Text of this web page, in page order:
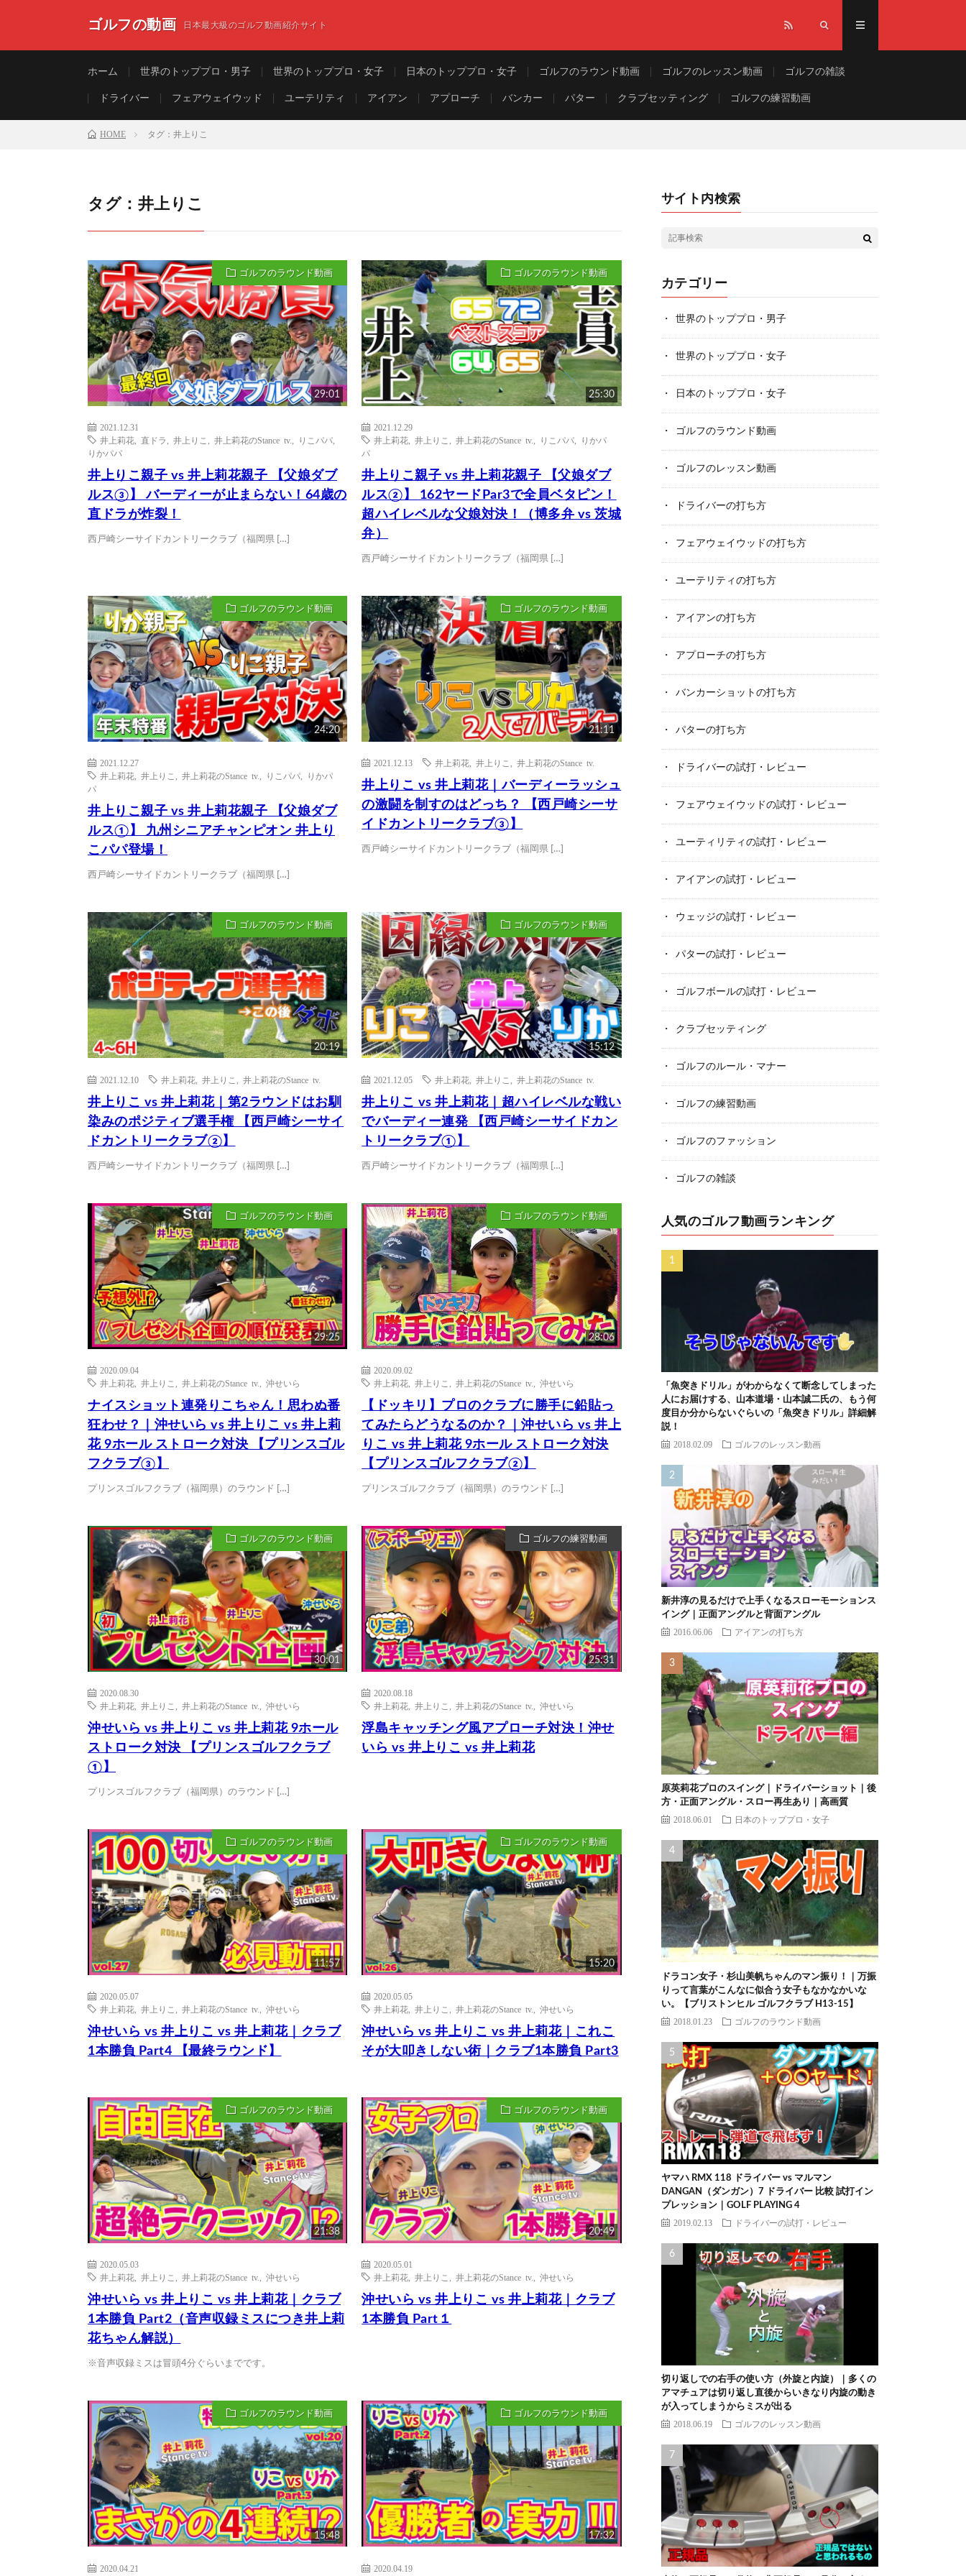
ゴルフの動画 日本最大級のゴルフ動画紹介サイト
ホーム 世界のトッププロ・男子 世界のトッププロ・女子 日本のトッププロ・女子 ゴルフのラウンド動画 ゴルフのレッスン動画 ゴルフの雑談
ドライバー フェアウェイウッド ユーテリティ アイアン アプローチ バンカー パター クラブセッティング ゴルフの練習動画
HOME タグ：井上りこ
タグ：井上りこ
ゴルフのラウンド動画
29:01
2021.12.31
井上莉花
直ドラ 井上りこ 井上莉花のStance tv. りこパパ
りかパパ
井上りこ親子 vs 井上莉花親子 【父娘ダブ
ルス③】 バーディーが止まらない！64歳の
直ドラが炸裂！
西戸崎シーサイドカントリークラブ（福岡県 […]
ゴルフのラウンド動画
25:30
2021.12.29
井上莉花 ,井上りこ ,井上莉花のStance tv. りこパパ
りかパ
パ
井上りこ親子 vs 井上莉花親子 【父娘ダブ
ルス②】 162ヤードPar3で全員ベタピン！
超ハイレベルな父娘対決！（博多弁 vs 茨城
弁）
西戸崎シーサイドカントリークラブ（福岡県 […]
ゴルフのラウンド動画
24:20
2021.12.27
井上莉花
井上りこ 井上莉花のStance tv. りこパパ
りかパ
パ
井上りこ親子 vs 井上莉花親子 【父娘ダブ
ルス①】 九州シニアチャンピオン 井上り
こパパ登場！
西戸崎シーサイドカントリークラブ（福岡県 […]
ゴルフのラウンド動画
21:11
2021.12.13 井上莉花 ,井上りこ ,井上莉花のStance tv.
井上りこ vs 井上莉花｜バーディーラッシュ
の激闘を制すのはどっち？ 【西戸崎シーサ
イドカントリークラブ③】
西戸崎シーサイドカントリークラブ（福岡県 […]
ゴルフのラウンド動画
20:19
2021.12.10 井上莉花 井上りこ 井上莉花のStance tv.
井上りこ vs 井上莉花｜第2ラウンドはお馴
染みのポジティブ選手権 【西戸崎シーサイ
ドカントリークラブ②】
西戸崎シーサイドカントリークラブ（福岡県 […]
ゴルフのラウンド動画
15:12
2021.12.05 井上莉花 ,井上りこ ,井上莉花のStance tv.
井上りこ vs 井上莉花｜超ハイレベルな戦い
でバーディー連発 【西戸崎シーサイドカン
トリークラブ①】
西戸崎シーサイドカントリークラブ（福岡県 […]
ゴルフのラウンド動画
29:25
2020.09.04
井上莉花
井上りこ 井上莉花のStance tv. 沖せいら
ナイスショット連発りこちゃん！思わぬ番
狂わせ？｜沖せいら vs 井上りこ vs 井上莉
花 9ホール ストローク対決 【プリンスゴル
フクラブ③】
プリンスゴルフクラブ（福岡県）のラウンド […]
ゴルフのラウンド動画
28:06
2020.09.02
井上莉花 ,井上りこ ,井上莉花のStance tv. ,沖せいら
【ドッキリ】プロのクラブに勝手に鉛貼っ
てみたらどうなるのか？｜沖せいら vs 井上
りこ vs 井上莉花 9ホール ストローク対決
【プリンスゴルフクラブ②】
プリンスゴルフクラブ（福岡県）のラウンド […]
ゴルフのラウンド動画
30:01
2020.08.30
井上莉花
井上りこ 井上莉花のStance tv. 沖せいら
沖せいら vs 井上りこ vs 井上莉花 9ホール
ストローク対決 【プリンスゴルフクラブ
①】
プリンスゴルフクラブ（福岡県）のラウンド […]
ゴルフの練習動画
25:31
2020.08.18
井上莉花 ,井上りこ ,井上莉花のStance tv. ,沖せいら
浮島キャッチング風アプローチ対決！沖せ
いら vs 井上りこ vs 井上莉花
ゴルフのラウンド動画
11:57
2020.05.07
井上莉花
井上りこ 井上莉花のStance tv. 沖せいら
沖せいら vs 井上りこ vs 井上莉花｜クラブ
1本勝負 Part4 【最終ラウンド】
ゴルフのラウンド動画
15:20
2020.05.05
井上莉花 ,井上りこ ,井上莉花のStance tv. ,沖せいら
沖せいら vs 井上りこ vs 井上莉花｜これこ
そが大叩きしない術｜クラブ1本勝負 Part3
ゴルフのラウンド動画
21:38
2020.05.03
井上莉花
井上りこ 井上莉花のStance tv. 沖せいら
沖せいら vs 井上りこ vs 井上莉花｜クラブ
1本勝負 Part2（音声収録ミスにつき井上莉
花ちゃん解説）
※音声収録ミスは冒頭4分ぐらいまでです。
ゴルフのラウンド動画
20:49
2020.05.01
井上莉花 ,井上りこ ,井上莉花のStance tv. ,沖せいら
沖せいら vs 井上りこ vs 井上莉花｜クラブ
1本勝負 Part１
ゴルフのラウンド動画
15:48
2020.04.21
ゴルフのラウンド動画
17:32
2020.04.19
サイト内検索
カテゴリー
世界のトッププロ・男子
世界のトッププロ・女子
日本のトッププロ・女子
ゴルフのラウンド動画
ゴルフのレッスン動画
ドライバーの打ち方
フェアウェイウッドの打ち方
ユーテリティの打ち方
アイアンの打ち方
アプローチの打ち方
バンカーショットの打ち方
パターの打ち方
ドライバーの試打・レビュー
フェアウェイウッドの試打・レビュー
ユーティリティの試打・レビュー
アイアンの試打・レビュー
ウェッジの試打・レビュー
パターの試打・レビュー
ゴルフボールの試打・レビュー
クラブセッティング
ゴルフのルール・マナー
ゴルフの練習動画
ゴルフのファッション
ゴルフの雑談
人気のゴルフ動画ランキング
「魚突きドリル」がわからなくて断念してしまった
人にお届けする、山本道場・山本誠二氏の、もう何
度目か分からないぐらいの「魚突きドリル」詳細解
説！
2018.02.09 ゴルフのレッスン動画
新井淳の見るだけで上手くなるスローモーションス
イング｜正面アングルと背面アングル
2016.06.06 アイアンの打ち方
原英莉花プロのスイング｜ドライバーショット｜後
方・正面アングル・スロー再生あり｜高画質
2018.06.01 日本のトッププロ・女子
ドラコン女子・杉山美帆ちゃんのマン振り！｜万振
りって言葉がこんなに似合う女子もなかなかいな
い。【ブリストンヒル ゴルフクラブ H13-15】
2018.01.23 ゴルフのラウンド動画
ヤマハ RMX 118 ドライバー vs マルマン
DANGAN（ダンガン）7 ドライバー 比較 試打イン
プレッション｜GOLF PLAYING 4
2019.02.13 ドライバーの試打・レビュー
切り返しでの右手の使い方（外旋と内旋）｜多くの
アマチュアは切り返し直後からいきなり内旋の動き
が入ってしまうからミスが出る
2018.06.19 ゴルフのレッスン動画